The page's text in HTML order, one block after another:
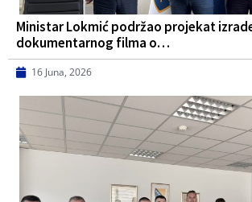
Ministar Lokmić podržao projekat
dokumentarnog filma o…
16 Juna, 2026